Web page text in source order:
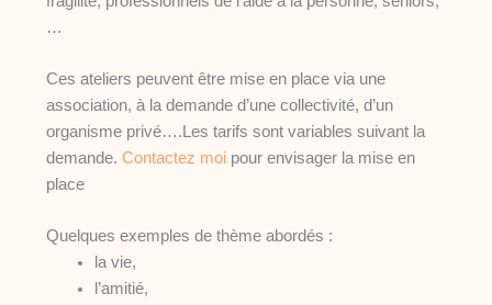
…
Ces ateliers peuvent être mise en place via une
association, à la demande d’une collectivité, d’un
organisme privé….Les tarifs sont variables suivant la
demande. Contactez moipour envisager la mise en
place
Quelques exemples de thème abordés :
la vie,
l’amitié,